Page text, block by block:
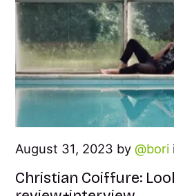
August 31, 2023 by bori
Christian Coiffure: